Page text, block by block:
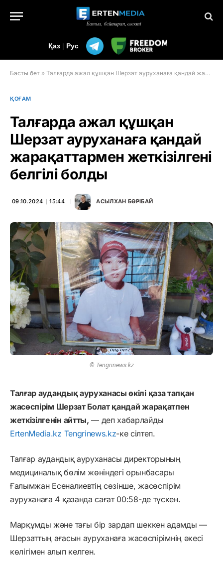
Қаз | Рус
Басты бет » Талғарда ажал құшқан Шерзат ауруханаға қандай жарақаттармен жеткізілгені белгілі болды
ҚОҒАМ
Талғарда ажал құшқан
Шерзат ауруханаға қандай
жарақаттармен жеткізілгені
белгілі болды
09.10.2024 ∣ 15:44 АСЫЛХАН БӨРІБАЙ
©️ Tengrinews.kz
Талғар аудандықауруханасы өкілі қазатапқан
жасөспірім Шерзат Болат қандай жарақатпен
жеткізілгенін айтты, — деп хабарлайды
ErtenMedia.kz Tengrinews.kz-ке сілтеп.
Талғар аудандық ауруханасы директорының
медициналық бөлім жөніндегіорынбасары
Ғалымжан Есеналиевтің сөзінше, жасөспірім
ауруханаға 4 қазанда сағат 00:58-де түскен.
Марқұмдыжәне тағы бір зардапшеккен адамды —
Шерзаттың ағасын ауруханағажасөспірімнің әкесі
көлігімен алыпкелген.